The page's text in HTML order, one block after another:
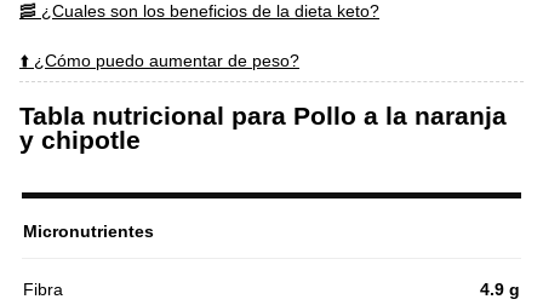
🥓 ¿Cuales son los beneficios de la dieta keto?
⬆️ ¿Cómo puedo aumentar de peso?
Tabla nutricional para Pollo a la naranja
y chipotle
Micronutrientes
Fibra 4.9 g